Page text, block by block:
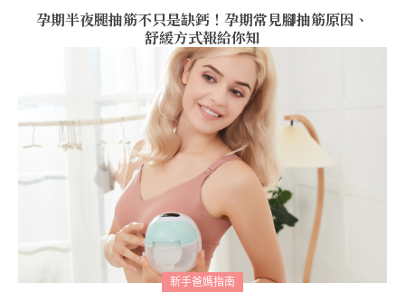
孕期半夜腿抽筋不只是缺鈣！孕期常見腳抽筋原因、
舒緩方式報給你知
新手爸媽指南